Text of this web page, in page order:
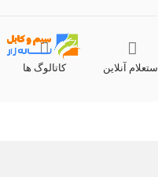
استعلام آنلاین کاتالوگ ها